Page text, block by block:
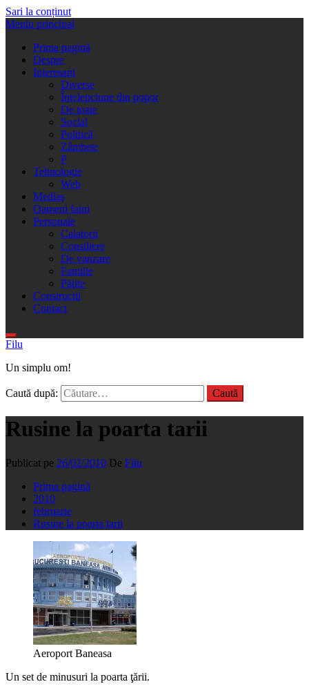
Sari la conținut
Meniu principal
Prima pagină
Despre
Interesant
Diverse
Înţelepciune din popor
De toate
Social
Politică
Zâmbete
P
Tehnologie
Web
Mediaş
Oameni faini
Personale
Calatorii
Consiliere
De vanzare
Familie
Păţite
Constructii
Contact
Filu
Un simplu om!
Caută după:
Rusine la poarta tarii
Publicat pe 26/02/2010 De Filu
Prima pagină
2010
februarie
Rusine la poarta tarii
Aeroport Baneasa
Un set de minusuri la poarta ţării.